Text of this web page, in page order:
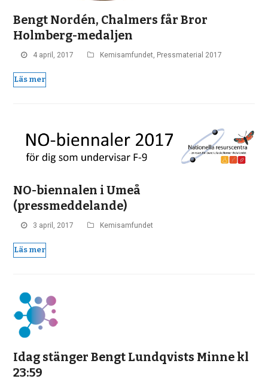
Bengt Nordén, Chalmers får Bror
Holmberg-medaljen
4 april, 2017 Kemisamfundet, Pressmaterial 2017
Läs mer
NO-biennalen i Umeå
(pressmeddelande)
3 april, 2017 Kemisamfundet
Läs mer
Idag stänger Bengt Lundqvists Minne kl
23:59